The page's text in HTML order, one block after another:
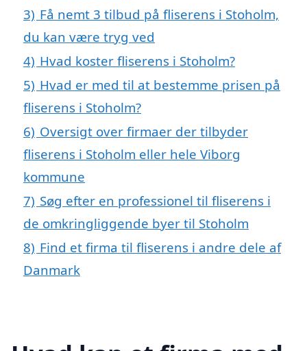
3) Få nemt 3 tilbud på fliserens i Stoholm,
du kan være tryg ved
4) Hvad koster fliserens i Stoholm?
5) Hvad er med til at bestemme prisen på
fliserens i Stoholm?
6) Oversigt over firmaer der tilbyder
fliserens i Stoholm eller hele Viborg
kommune
7) Søg efter en professionel til fliserens i
de omkringliggende byer til Stoholm
8) Find et firma til fliserens i andre dele af
Danmark